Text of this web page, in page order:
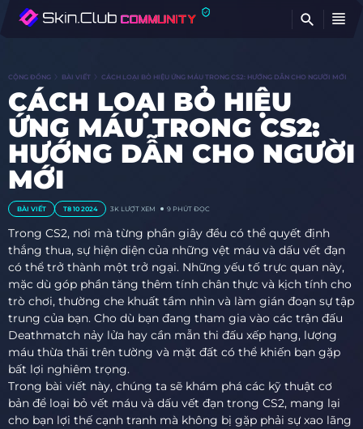
CỘNG ĐỒNG BÀI VIẾT CÁCH LOẠI BỎ HIỆU ỨNG MÁU TRONG CS2: HƯỚNG DẪN CHO NGƯỜI MỚI
CÁCH LOẠI BỎ HIỆU
ỨNG MÁU TRONG CS2:
HƯỚNG DẪN CHO NGƯỜI
MỚI
BÀI VIẾT T8 10 2024 3K LƯỢT XEM 9 PHÚT ĐỌC
Trong CS2, nơi mà từng phần giây đều có thể quyết định
thắng thua, sự hiện diện của những vệt máu và dấu vết đạn
có thể trở thành một trở ngại. Những yếu tố trực quan này,
mặc dù góp phần tăng thêm tính chân thực và kịch tính cho
trò chơi, thường che khuất tầm nhìn và làm gián đoạn sự tập
trung của bạn. Cho dù bạn đang tham gia vào các trận đấu
Deathmatch nảy lửa hay cần mẫn thi đấu xếp hạng, lượng
máu thừa thãi trên tường và mặt đất có thể khiến bạn gặp
bất lợi nghiêm trọng.
Trong bài viết này, chúng ta sẽ khám phá các kỹ thuật cơ
bản để loại bỏ vết máu và dấu vết đạn trong CS2, mang lại
cho bạn lợi thế cạnh tranh mà không bị gặp phải sự xao lãng